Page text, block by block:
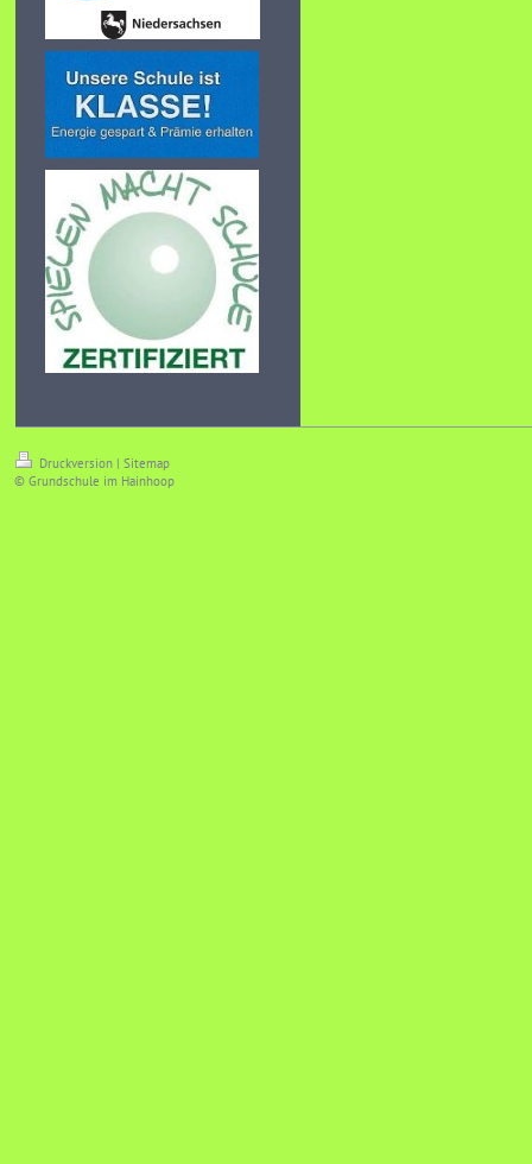
Druckversion | Sitemap
© Grundschule im Hainhoop